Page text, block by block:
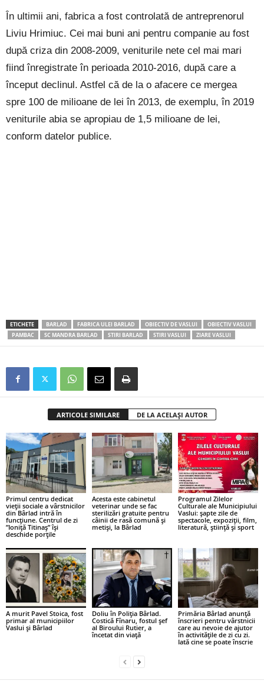
În ultimii ani, fabrica a fost controlată de antreprenorul
Liviu Hrimiuc. Cei mai buni ani pentru companie au fost
după criza din 2008-2009, veniturile nete cel mai mari
fiind înregistrate în perioada 2010-2016, după care a
început declinul. Astfel că de la o afacere ce mergea
spre 100 de milioane de lei în 2013, de exemplu, în 2019
veniturile abia se apropiau de 1,5 milioane de lei,
conform datelor publice.
ETICHETE BARLAD FABRICA ULEI BARLAD OBIECTIV DE VASLUI
OBIECTIV VASLUI
PAMBAC
SC MANDRA BARLAD STIRI BARLAD STIRI VASLUI ZIARE VASLUI
ARTICOLE SIMILARE DE LA ACELAȘI AUTOR
Primul centru dedicat
vieții sociale a vârstnicilor
din Bârlad intră în
funcțiune. Centrul de zi
”Ioniță Titinaș” își
deschide porțile
Acesta este cabinetul
veterinar unde se fac
sterilizări gratuite pentru
câinii de rasă comună și
metiși, la Bârlad
Programul Zilelor
Culturale ale Municipiului
Vaslui: șapte zile de
spectacole, expoziții, film,
literatură, știință și sport
A murit Pavel Stoica, fost
primar al municipiilor
Vaslui și Bârlad
Doliu în Poliția Bârlad.
Costică Fînaru, fostul șef
al Biroului Rutier, a
încetat din viață
Primăria Bârlad anunță
înscrieri pentru vârstnicii
care au nevoie de ajutor
în activitățile de zi cu zi.
Iată cine se poate înscrie